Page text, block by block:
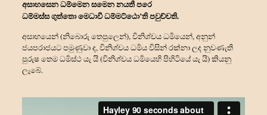
අසාහසෙන ධම්මෙන සමෙන නයතී පරෙ
ධම්මස්ස ගුත්තො මෙධාවී ධම්මට්ඨො’ති පවුච්චති.
අසාහයෙන් (නිබොරු තෙපුලෙන්), විනිශ්චය ධර්‍මයෙන්, අනුන්
ජයපරාජයට පමුණුවා ද, විනිශ්චය ධර්‍මය විසින් රක්නා ලද නුවණැති
පුරුෂ තෙම ධර්‍මස්ථ යැ යි (විනිශ්චය ධර්‍මයෙහි පිහිටියේ යැ යි) කියනු
ලැබේ.